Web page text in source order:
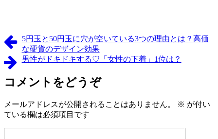
5円玉と50円玉に穴が空いている3つの理由とは？高価
な硬貨のデザイン効果
男性がドキドキする♡「女性の下着」1位は？
コメントをどうぞ
メールアドレスが公開されることはありません。 ※ が付い
ている欄は必須項目です